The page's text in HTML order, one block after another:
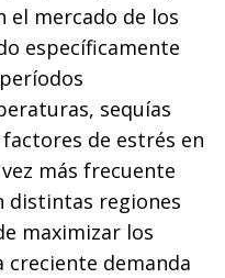
mercado de los
específicamente
sequías
de estrés en
más frecuente
distintas regiones
maximizar los
creciente demanda